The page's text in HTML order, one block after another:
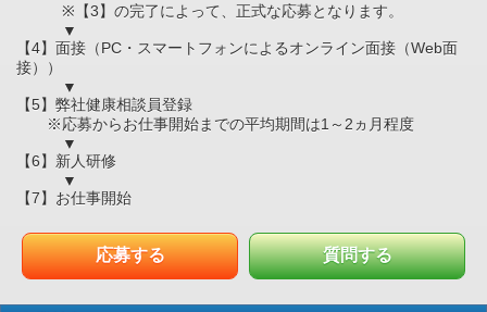
※【3】の完了によって、正式な応募となります。
▼
【4】面接（PC・スマートフォンによるオンライン面接（Web面
接））
▼
【5】弊社健康相談員登録
※応募からお仕事開始までの平均期間は1～2ヵ月程度
▼
【6】新人研修
▼
【7】お仕事開始
応募する 質問する